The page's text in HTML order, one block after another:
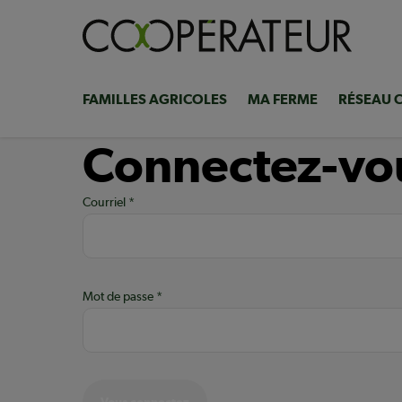
Navigation
principale
FAMILLES AGRICOLES MA FERME RÉSEAU
Connectez-
Courriel
Mot de passe